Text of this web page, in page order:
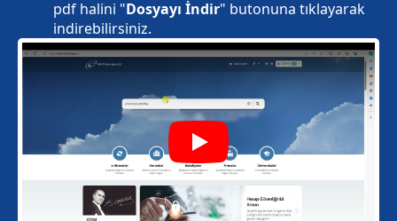
Play
pdf halini "Dosyayı İndir" butonuna tıklayarak
indirebilirsiniz.